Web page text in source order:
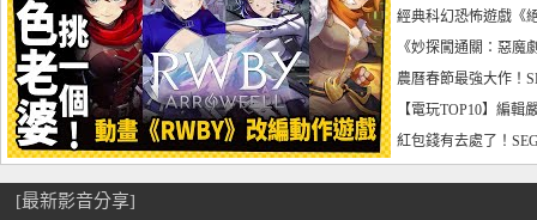
宅速配20230126
經典科幻恐怖遊戲《
懼體驗-電玩宅速配
《妙探闖通關：惡
到!!-電玩宅速配
農曆春節最強大作！
電玩宅速配20230123
【電玩TOP10】編
了，封面圖直接雷你
紅包錢有去處了！
宅速配20230119
[最新影音分享]